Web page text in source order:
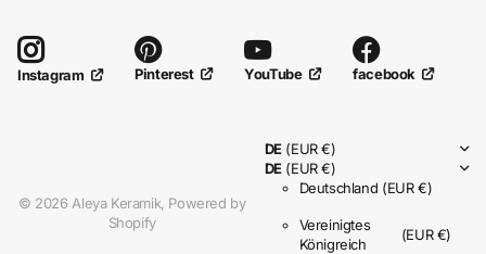
Instagram Pinterest YouTube facebook
© 2026 Aleya Keramik, Powered by
Shopify
DE(EUR €)
DE(EUR €)
Deutschland (EUR €)
Vereinigtes
Königreich
(EUR €)